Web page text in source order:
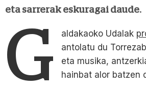
eta sarrerak eskuragai daude.
G aldakaoko Udalak
antolatu du
eta musika,
hainbat alor batzen